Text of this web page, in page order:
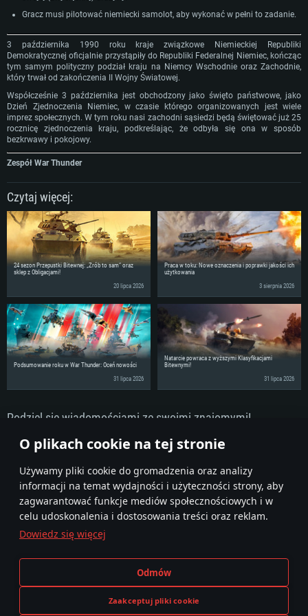
O plikach cookie na tej stronie
Używamy pliki cookie do gromadzenia oraz analizy
informacji na temat wydajności i użyteczności strony, aby
zagwarantować funkcje mediów społecznościowych i w
celu udoskonalenia i dostosowania treści oraz reklam.
Dowiedz się więcej
Odmów
Zaakceptuj pliki cookie
Połączenie sieciowe: Internet szerokopasmowy
Rekomendowane
OS: Windows 10/11 (64 bit)
Procesor: Intel Core i5 lub Ryzen 5 3600
Pamięć: 16 GB
Karta graficzna: Karta obsługująca DirectX 11: Nvidia GeForce 1060 lub
lepsza, Radeon RX 570 lub lepsza
Połączenie sieciowe: Internet szerokopasmowy
Połączenie sieciowe: Internet szerokopasmowy
Rekomendowane
OS: Mac OS Big Sur 11.0 lub nowszy
Procesor: Intel Core i7 (Xeon nie jest wspierany)
Pamięć: 8 GB
Karta graficzna: Radeon Vega II lub lepsza
Połączenie sieciowe: Internet szerokopasmowy
Dysk twardy: 62.2 GB (pełny klient)
miesięcy) (minimalna rozdzielczość to 720p) ze wsparciem Vulkan
Połączenie sieciowe: Internet szerokopasmowy
Dysk twardy: 22.1 GB (minimalny klient)
Rekomendowane
Procesor: Intel Core i7
Pamięć: 16 GB
Karta graficzna: NVIDIA 1060 nowymi sterownikami (nie starsze niż 6
miesięcy) / podobna od AMD z nowymi sterownikami (nie starsze niż 6
miesięcy) (minimalna rozdzielczość to 720p) ze wsparciem Vulkan
Połączenie sieciowe: Internet szerokopasmowy
Dysk twardy: 62.2 GB (pełny klient)
Gracz musi pilotować niemiecki samolot, aby wykonać w pełni to zadanie.
3 października 1990 roku kraje związkowe Niemieckiej Republiki
Demokratycznej oficjalnie przystąpiły do Republiki Federalnej Niemiec, kończąc
tym samym polityczny podział kraju na Niemcy Wschodnie oraz Zachodnie,
który trwał od zakończenia II Wojny Światowej.
Współcześnie 3 października jest obchodzony jako święto państwowe, jako
Dzień Zjednoczenia Niemiec, w czasie którego organizowanych jest wiele
imprez społecznych. W tym roku nasi zachodni sąsiedzi będą świętować już 25
rocznicę zjednoczenia kraju, podkreślając, że odbyła się ona w sposób
bezkrwawy i pokojowy.
Zespół War Thunder
Czytaj więcej:
24 sezon Przepustki Bitewnej: „Zrób to sam” oraz
sklep z Obligacjami!
20 lipca 2026
Praca w toku: Nowe oznaczenia i poprawki jakości ich
użytkowania
3 sierpnia 2026
Podsumowanie roku w War Thunder: Oceń nowości
31 lipca 2026
Natarcie powraca z wyższymi Klasyfikacjami
Bitewnymi!
31 lipca 2026
Podziel się wiadomościami ze swoimi znajomymi!
Dyskutuj na Forum
Regulamin
Polityka prywatności
Ustawienia plików cookie